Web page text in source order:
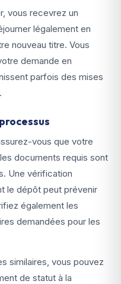
vous recevrez un
légalement en
nouveau titre. Vous
demande en
parfois des mises
vous que votre
documents requis sont
Une vérification
le dépôt peut prévenir
également les
demandées pour les
similaires, vous pouvez
de statut à la